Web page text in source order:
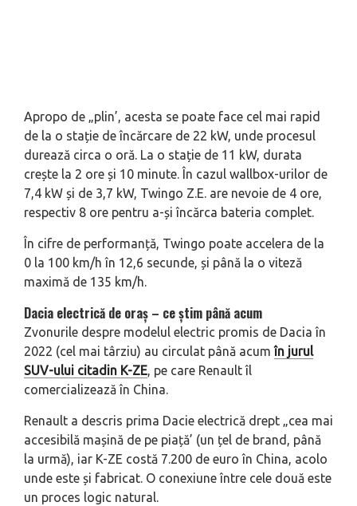
Apropo de „plin’, acesta se poate face cel mai rapid
de la o stație de încărcare de 22 kW, unde procesul
durează circa o oră. La o stație de 11 kW, durata
crește la 2 ore și 10 minute. În cazul wallbox-urilor de
7,4 kW și de 3,7 kW, Twingo Z.E. are nevoie de 4 ore,
respectiv 8 ore pentru a-și încărca bateria complet.
În cifre de performanță, Twingo poate accelera de la
0 la 100 km/h în 12,6 secunde, și până la o viteză
maximă de 135 km/h.
Dacia electrică de oraș – ce știm până acum
Zvonurile despre modelul electric promis de Dacia în
2022 (cel mai târziu) au circulat până acumîn jurul
SUV-ului citadin K-ZE, pe care Renault îl
comercializează în China.
Renault a descris prima Dacie electrică drept „cea mai
accesibilă mașină de pe piață’ (un țel de brand, până
la urmă), iar K-ZE costă 7.200 de euro în China, acolo
unde este și fabricat. O conexiune între cele două este
un proces logic natural.